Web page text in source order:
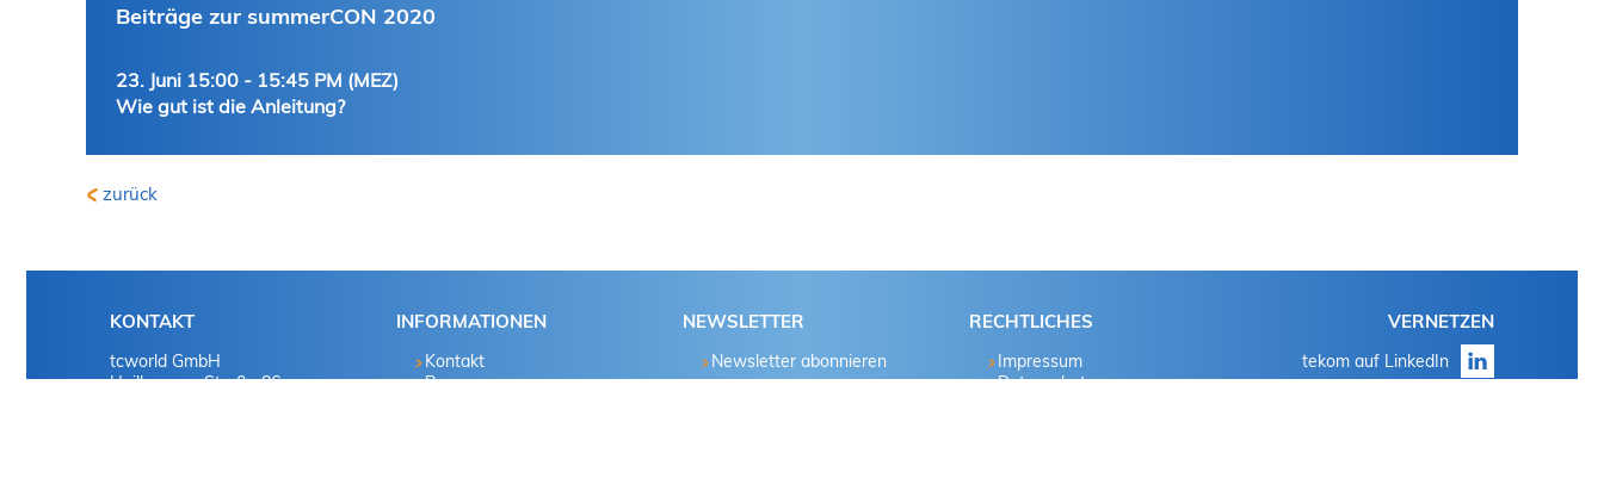
Beiträge zur summerCON 2020
23. Juni 15:00 - 15:45 PM (MEZ)
Wie gut ist die Anleitung?
zurück
KONTAKT
tcworld GmbH
Heilbronner Straße 86
INFORMATIONEN
Kontakt
Presse
NEWSLETTER
Newsletter abonnieren
RECHTLICHES
Impressum
Datenschutz
VERNETZEN
tekom auf LinkedIn